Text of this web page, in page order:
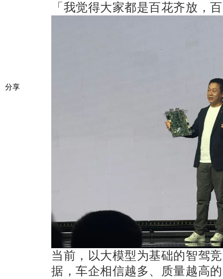
分享
「我觉得大家都是百花齐放，
当前，以大模型为基础的智驾
据，车企相信越多、质量越高